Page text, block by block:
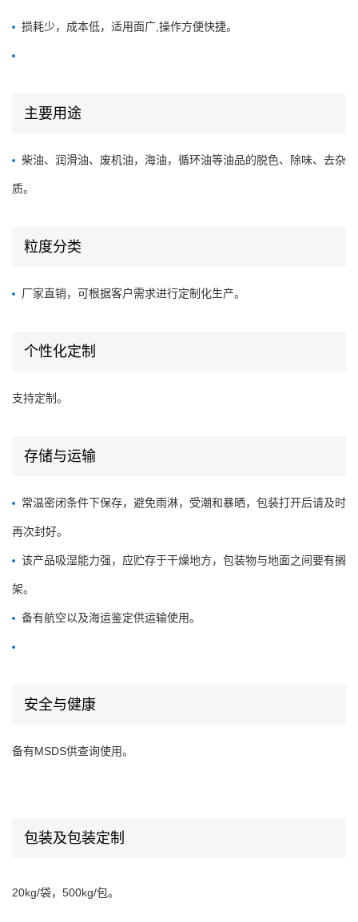
损耗少，成本低，适用面广,操作方便快捷。
主要用途
柴油、润滑油、废机油，海油，循环油等油品的脱色、除味、去杂
质。
粒度分类
厂家直销，可根据客户需求进行定制化生产。
个性化定制
支持定制。
存储与运输
常温密闭条件下保存，避免雨淋，受潮和暴晒，包装打开后请及时
再次封好。
该产品吸湿能力强，应贮存于干燥地方，包装物与地面之间要有搁
架。
备有航空以及海运鉴定供运输使用。
安全与健康
备有MSDS供查询使用。
包装及包装定制
20kg/袋，500kg/包。